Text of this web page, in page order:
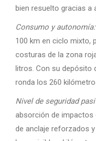
bien resuelto gracias a
Consumo y autonomía:
100 km en ciclo mixto,
costuras de la zona
litros. Con su depósito
ronda los 260
Nivel de seguridad
absorción de impactos
de anclaje reforzados